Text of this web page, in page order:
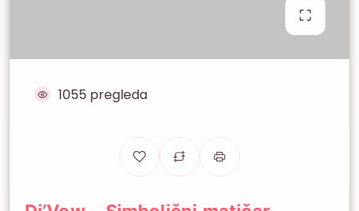
1055 pregleda